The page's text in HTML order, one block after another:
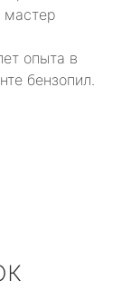
мастер
опыта в
бензопил.